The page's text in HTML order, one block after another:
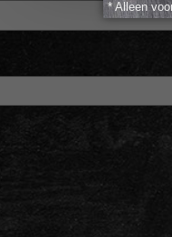
* Alleen